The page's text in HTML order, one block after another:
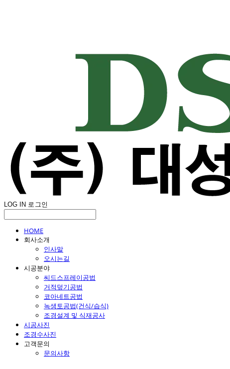
LOG IN 로그인
HOME
회사소개
인사말
오시는길
시공분야
씨드스프레이공법
거적덮기공법
코아네트공법
녹생토공법(건식/습식)
조경설계 및 식재공사
시공사진
조경수사진
고객문의
문의사항